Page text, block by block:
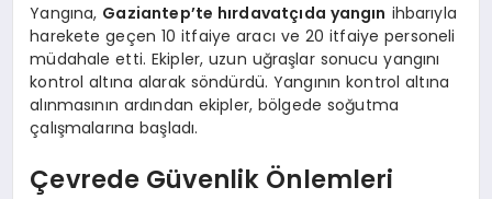
Yangına, Gaziantep’te hırdavatçıda yangın ihbarıyla
harekete geçen 10 itfaiye aracı ve 20 itfaiye personeli
müdahale etti. Ekipler, uzun uğraşlar sonucu yangını
kontrol altına alarak söndürdü. Yangının kontrol altına
alınmasının ardından ekipler, bölgede soğutma
çalışmalarına başladı.
Çevrede Güvenlik Önlemleri